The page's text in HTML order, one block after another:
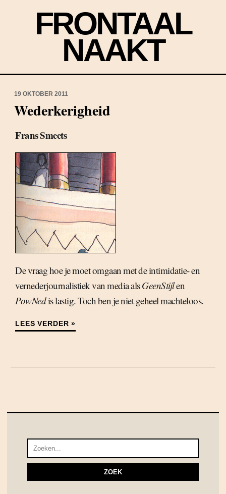
FRONTAAL
NAAKT
19 OKTOBER 2011
Wederkerigheid
Frans Smeets
De vraag hoe je moet omgaan met de intimidatie- en
vernederjournalistiek van media alsGeenStijlen
PowNedis lastig. Toch ben je niet geheel machteloos.
LEES VERDER »